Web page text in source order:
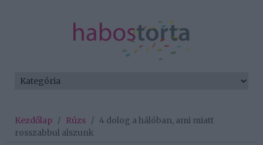
Kezdőlap / Rúzs / 4 dolog a hálóban, ami miatt
rosszabbul alszunk